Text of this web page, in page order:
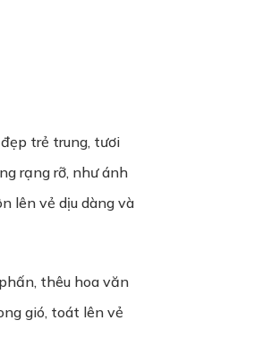
trẻ trung, tươi
rạng rỡ, như ánh
lên vẻ dịu dàng và
thêu hoa văn
gió, toát lên vẻ